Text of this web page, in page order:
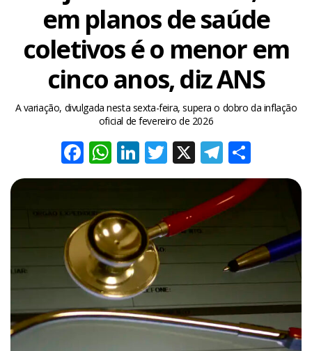
em planos de saúde
coletivos é o menor em
cinco anos, diz ANS
A variação, divulgada nesta sexta-feira, supera o dobro da inflação
oficial de fevereiro de 2026
Facebook
WhatsApp
LinkedIn
Twitter
X